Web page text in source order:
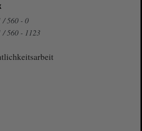
/ 560 - 0
/ 560 - 1123